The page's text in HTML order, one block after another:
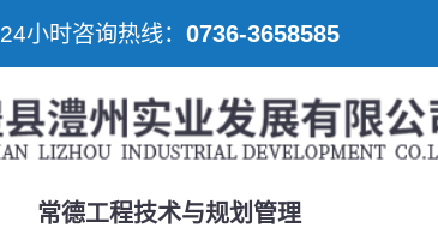
24小时咨询热线： 0736-3658585
常德工程技术与规划管理